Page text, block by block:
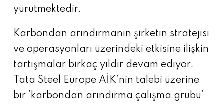
yürütmektedir.
Karbondan arındırmanın şirketin stratejisi
ve operasyonları üzerindeki etkisine ilişkin
tartışmalar birkaç yıldır devam ediyor.
Tata Steel Europe AİK’nin talebi üzerine
bir ’karbondan arındırma çalışma grubu’